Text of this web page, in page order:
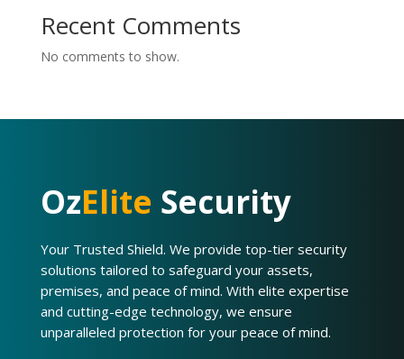
Recent Comments
No comments to show.
OzElite Security
Your Trusted Shield. We provide top-tier security
solutions tailored to safeguard your assets,
premises, and peace of mind. With elite expertise
and cutting-edge technology, we ensure
unparalleled protection for your peace of mind.